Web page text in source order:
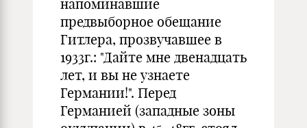
напоминавшие
предвыборное обещание
Гитлера, прозвучавшее в
1933г.: "Дайте мне двенадцать
лет, и вы не узнаете
Германии!". Перед
Германией (западные зоны